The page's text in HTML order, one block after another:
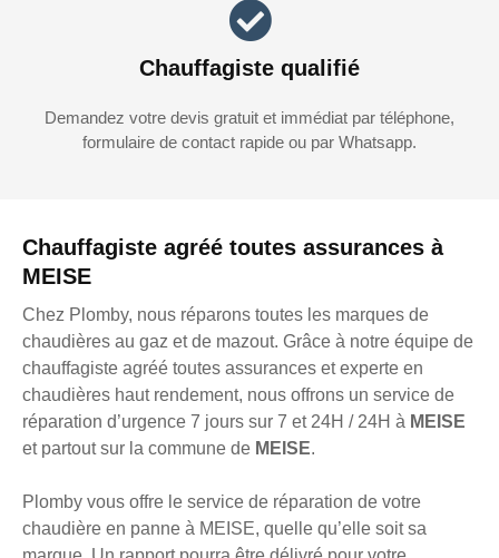
Chauffagiste agréé toutes assurances à
MEISE
Chez Plomby, nous réparons toutes les marques de
chaudières au gaz et de mazout. Grâce à notre équipe de
chauffagiste agréé toutes assurances et experte en
chaudières haut rendement, nous offrons un service de
réparation d’urgence 7 jours sur 7 et 24H / 24H à MEISE
et partout sur la commune de MEISE.
Plomby vous offre le service de réparation de votre
chaudière en panne à MEISE, quelle qu’elle soit sa
Chauffagiste qualifié
Demandez votre devis gratuit et immédiat par téléphone,
formulaire de contact rapide ou par Whatsapp.